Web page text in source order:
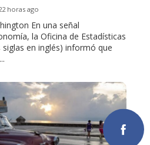
horas ago
En una señal
la Oficina de Estadísticas
en inglés) informó que